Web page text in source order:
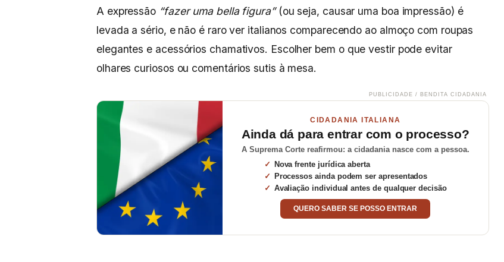
A expressão “fazer uma bella figura”(ou seja, causar uma boa impressão) é
levada a sério, e não é raro ver italianos comparecendo ao almoço com roupas
elegantes e acessórios chamativos. Escolher bem o que vestir pode evitar
olhares curiosos ou comentários sutis à mesa.
PUBLICIDADE / BENDITA CIDADANIA
CIDADANIA ITALIANA
Ainda dá para entrar com o processo?
A Suprema Corte reafirmou: a cidadania nasce com a pessoa.
Nova frente jurídica aberta
Processos ainda podem ser apresentados
Avaliação individual antes de qualquer decisão
QUERO SABER SE POSSO ENTRAR